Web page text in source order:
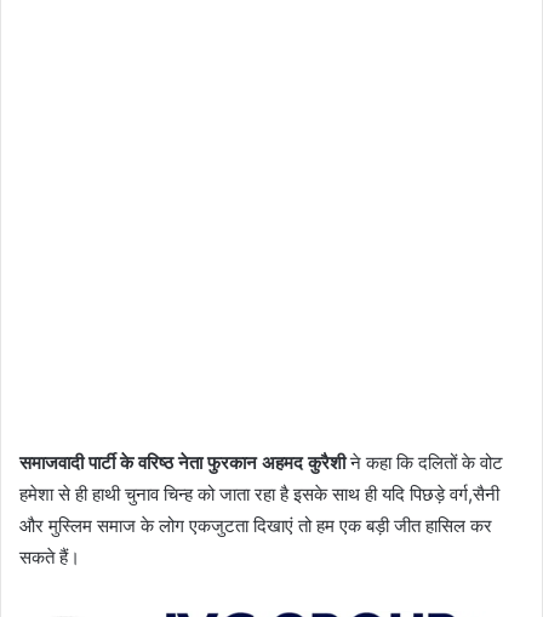
समाजवादी पार्टी के वरिष्ठ नेता फुरकान अहमद कुरैशीने कहा कि दलितों के वोट
हमेशा से ही हाथी चुनाव चिन्ह को जाता रहा है इसके साथ ही यदि पिछड़े वर्ग,सैनी
और मुस्लिम समाज के लोग एकजुटता दिखाएं तो हम एक बड़ी जीत हासिल कर
सकते हैं।